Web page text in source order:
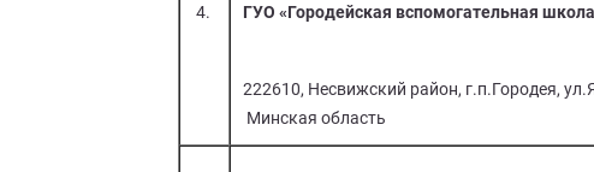
4. ГУО «Городейская вспомогательная
222610, Несвижский район, г.п.Городея,
Минская область